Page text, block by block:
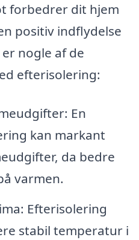
forbedrer dit hjem
positiv indflydelse
nogle af de
efterisolering:
En
kan markant
da bedre
varmen.
Efterisolering
stabil temperatur i